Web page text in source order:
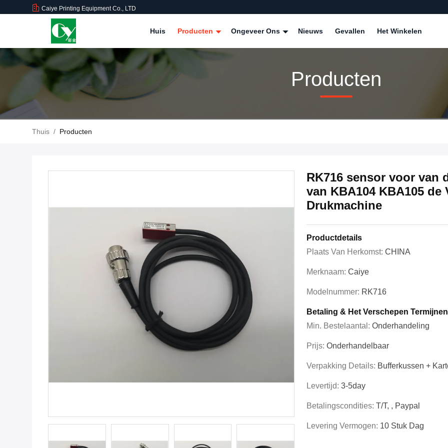
Caiye Printing Equipment Co., LTD
Huis Producten Ongeveer Ons Nieuws Gevallen Het Winkelen
Producten
Thuis / Producten
RK716 sensor voor van
van KBA104 KBA105
Drukmachine
Productdetails
Plaats Van Herkomst: CHINA
Merknaam: Caiye
Modelnummer: RK716
Betaling & Het Verschepen Termijnen
Min. Bestelaantal: Onderhandeling
Prijs: Onderhandelbaar
Verpakking Details: Bufferkussen +
Levertijd: 3-5day
Betalingscondities: T/T, , Paypal
Levering Vermogen: 10 Stuk Dag